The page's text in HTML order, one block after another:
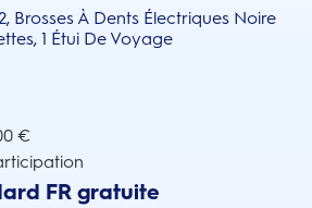
Brosses À Dents Électriques Noire
1 Étui De Voyage
€
FR gratuite